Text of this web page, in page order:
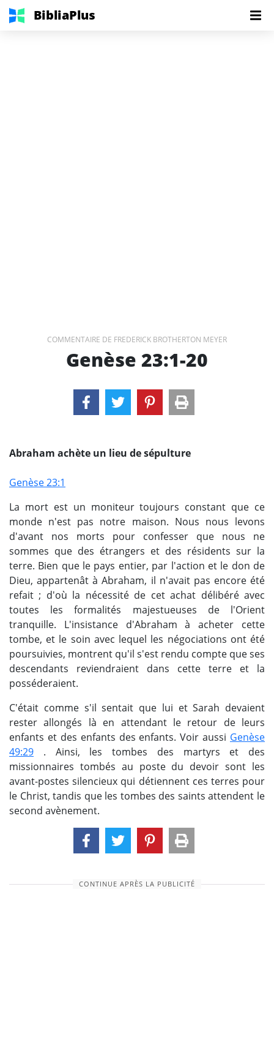
BibliaPlus
COMMENTAIRE DE FREDERICK BROTHERTON MEYER
Genèse 23:1-20
Abraham achète un lieu de sépulture
Genèse 23:1
La mort est un moniteur toujours constant que ce
monde n'est pas notre maison. Nous nous levons
d'avant nos morts pour confesser que nous ne
sommes que des étrangers et des résidents sur la
terre. Bien que le pays entier, par l'action et le don de
Dieu, appartenât à Abraham, il n'avait pas encore été
refait ; d'où la nécessité de cet achat délibéré avec
toutes les formalités majestueuses de l'Orient
tranquille. L'insistance d'Abraham à acheter cette
tombe, et le soin avec lequel les négociations ont été
poursuivies, montrent qu'il s'est rendu compte que ses
descendants reviendraient dans cette terre et la
posséderaient.
C'était comme s'il sentait que lui et Sarah devaient
rester allongés là en attendant le retour de leurs
enfants et des enfants des enfants. Voir aussi Genèse
49:29 . Ainsi, les tombes des martyrs et des
missionnaires tombés au poste du devoir sont les
avant-postes silencieux qui détiennent ces terres pour
le Christ, tandis que les tombes des saints attendent le
second avènement.
CONTINUE APRÈS LA PUBLICITÉ